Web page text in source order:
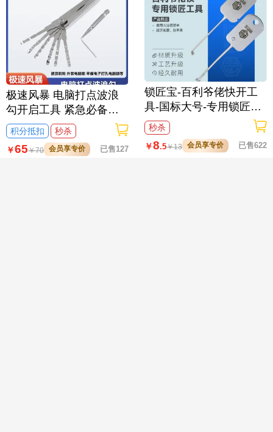
极速风暴 电脑打点波浪
勾开启工具 紧急必备快
速响应 高效作业工具
积分抵扣
秒杀
￥65￥70 会员享专价 已售127
锁匠宝-百利爷佬快开工
具-国标大号-专用锁匠工
具
秒杀
￥8.5￥13 会员享专价 已售622